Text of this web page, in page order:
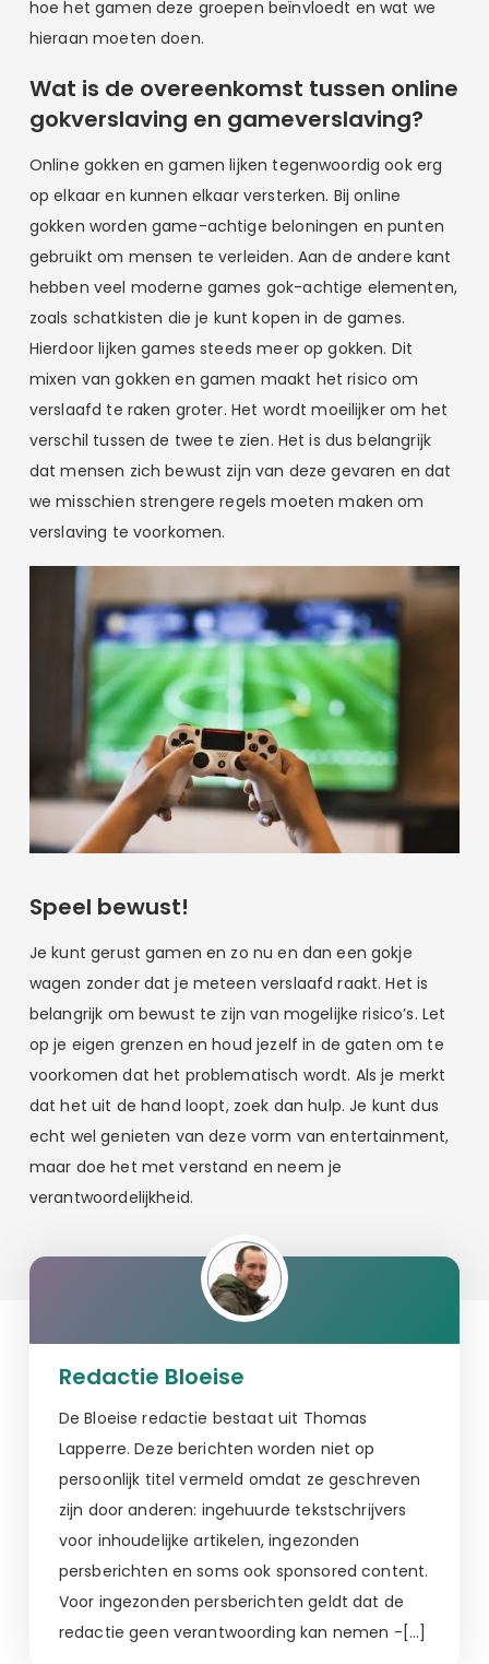
hoe het gamen deze groepen beïnvloedt en wat we
hieraan moeten doen.
Wat is de overeenkomst tussen online
gokverslaving en gameverslaving?
Online gokken en gamen lijken tegenwoordig ook erg
op elkaar en kunnen elkaar versterken. Bij online
gokken worden game-achtige beloningen en punten
gebruikt om mensen te verleiden. Aan de andere kant
hebben veel moderne games gok-achtige elementen,
zoals schatkisten die je kunt kopen in de games.
Hierdoor lijken games steeds meer op gokken. Dit
mixen van gokken en gamen maakt het risico om
verslaafd te raken groter. Het wordt moeilijker om het
verschil tussen de twee te zien. Het is dus belangrijk
dat mensen zich bewust zijn van deze gevaren en dat
we misschien strengere regels moeten maken om
verslaving te voorkomen.
Speel bewust!
Je kunt gerust gamen en zo nu en dan een gokje
wagen zonder dat je meteen verslaafd raakt. Het is
belangrijk om bewust te zijn van mogelijke risico’s. Let
op je eigen grenzen en houd jezelf in de gaten om te
voorkomen dat het problematisch wordt. Als je merkt
dat het uit de hand loopt, zoek dan hulp. Je kunt dus
echt wel genieten van deze vorm van entertainment,
maar doe het met verstand en neem je
verantwoordelijkheid.
Redactie Bloeise
De Bloeise redactie bestaat uit Thomas
Lapperre. Deze berichten worden niet op
persoonlijk titel vermeld omdat ze geschreven
zijn door anderen: ingehuurde tekstschrijvers
voor inhoudelijke artikelen, ingezonden
persberichten en soms ook sponsored content.
Voor ingezonden persberichten geldt dat de
redactie geen verantwoording kan nemen -[…]